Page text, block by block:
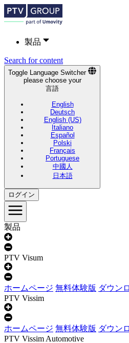
製品
Search for content
Toggle Language Switcher
please choose your
言語
English
Deutsch
English (US)
Italiano
Español
Polski
Français
Portuguese
中國人
日本語
ログイン
製品
PTV Visum
ホームページ 無料体験版 ダウン
PTV Vissim
ホームページ 無料体験版 ダウン
PTV Vissim Automotive